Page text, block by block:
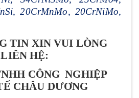
20CrMnMo, 20CrNiMo,
TIN XIN VUI LÒNG
LIÊN HỆ:
CÔNG NGHIỆP
CHÂU DƯƠNG